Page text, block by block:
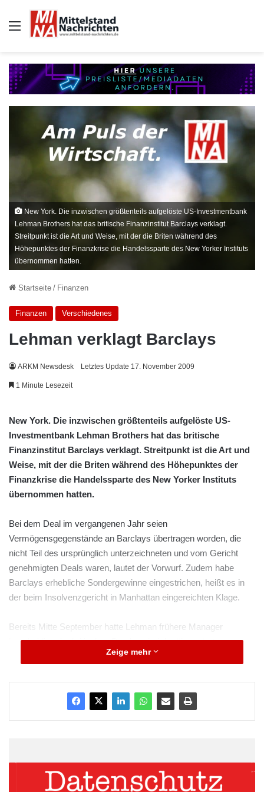
Auswahl
New York. Die inzwischen größtenteils aufgelöste US-Investmentbank
Lehman Brothers hat das britische Finanzinstitut Barclays verklagt.
Streitpunkt ist die Art und Weise, mit der die Briten während des
Höhepunktes der Finanzkrise die Handelssparte des New Yorker Instituts
übernommen hatten.
Startseite / Finanzen
Finanzen Verschiedenes
Lehman verklagt Barclays
ARKM Newsdesk Letztes Update 17. November 2009
1 Minute Lesezeit
New York. Die inzwischen größtenteils aufgelöste US-
Investmentbank Lehman Brothers hat das britische
Finanzinstitut Barclays verklagt. Streitpunkt ist die Art und
Weise, mit der die Briten während des Höhepunktes der
Finanzkrise die Handelssparte des New Yorker Instituts
übernommen hatten.
Bei dem Deal im vergangenen Jahr seien
Vermögensgegenstände an Barclays übertragen worden, die
nicht Teil des ursprünglich unterzeichneten und vom Gericht
genehmigten Deals waren, lautet der Vorwurf. Zudem habe
Barclays erhebliche Sondergewinne eingestrichen, heißt es in
der beim Insolvenzgericht in Manhattan eingereichten Klage.
Bereits Mitte September hatte Lehman frühere Manager
beschuldigt, der britischen Barclays bei der überstürzten
Übernahme von Teilen der kollabierten US-Bank im Herbst 2008
Diese Anschuldigungen hat Lehman nun in der am Montag beim
US-Insolvenzgericht eingereichten Klage wiederholt.
Zeige mehr